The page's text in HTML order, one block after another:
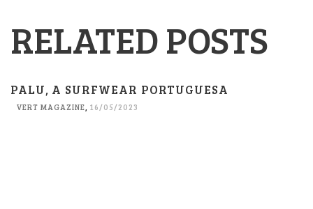
RELATED POSTS
PALU, A SURFWEAR PORTUGUESA
VERT MAGAZINE 16/05/2023